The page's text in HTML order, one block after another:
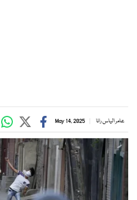
عامر الیاس رانا May 14, 2025